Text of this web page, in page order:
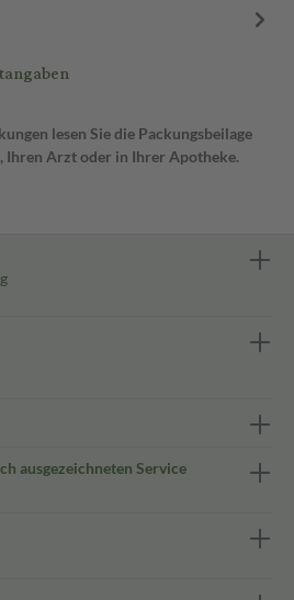
lesen Sie die Packungsbeilage
Ihren Arzt oder in Ihrer Apotheke.
ausgezeichneten Service